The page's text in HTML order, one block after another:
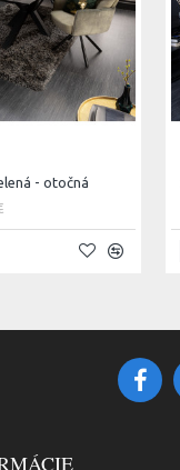
- otočná